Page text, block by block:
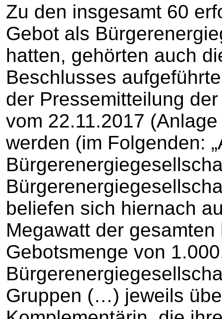
Zu den insgesamt 60
Gebot als
hatten, gehörten auch
Beschlusses
der Pressemitteilung
vom 22.11.2017
werden (im Folgenden:
beliefen sich hiernach
Megawatt der
Gebotsmenge von
Gruppen (…) jeweils